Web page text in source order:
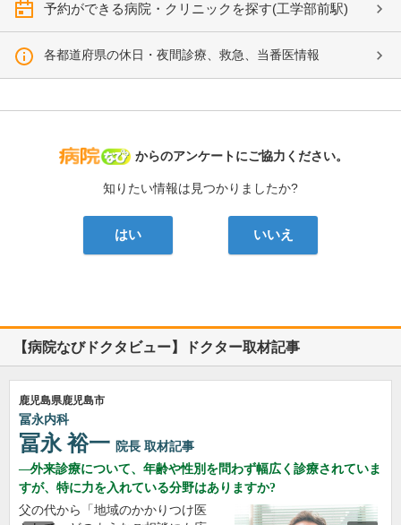
予約ができる病院・クリニックを探す(工学部前駅)
各都道府県の休日・夜間診療、救急、当番医情報
病院なび
からのアンケートにご協力ください。
知りたい情報は見つかりましたか?
はい いいえ
【病院なびドクタビュー】ドクター取材記事
鹿児島県鹿児島市
冨永内科
冨永 裕一 院長 取材記事
外来診療について、年齢や性別を問わず幅広く診療されていま
すが、特に力を入れている分野はありますか?
父の代から「地域のかかりつけ医